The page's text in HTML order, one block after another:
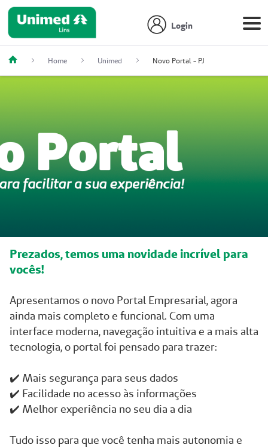
Login
Home Unimed Novo Portal - PJ
Prezados, temos uma novidade incrível para
vocês!
Apresentamos o novo Portal Empresarial, agora
ainda mais completo e funcional. Com uma
interface moderna, navegação intuitiva e a mais alta
tecnologia, o portal foi pensado para trazer:
✔️ Mais segurança para seus dados
✔️ Facilidade no acesso às informações
✔️ Melhor experiência no seu dia a dia
Tudo isso para que você tenha mais autonomia e